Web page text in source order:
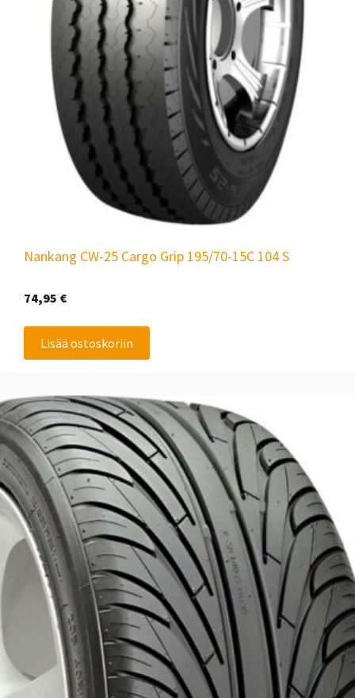
Nankang CW-25 Cargo Grip 195/70-15C 104 S
74,95 €
Lisää ostoskoriin